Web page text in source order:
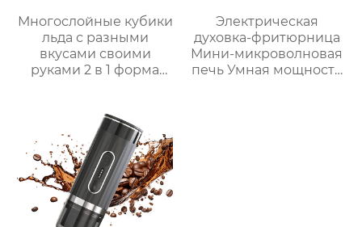
Многослойные кубики
льда с разными
вкусами своими
руками 2 в 1 форма
для ведерка для льда
Электрическая
духовка-фритюрница
Мини-микроволновая
печь Умная мощность